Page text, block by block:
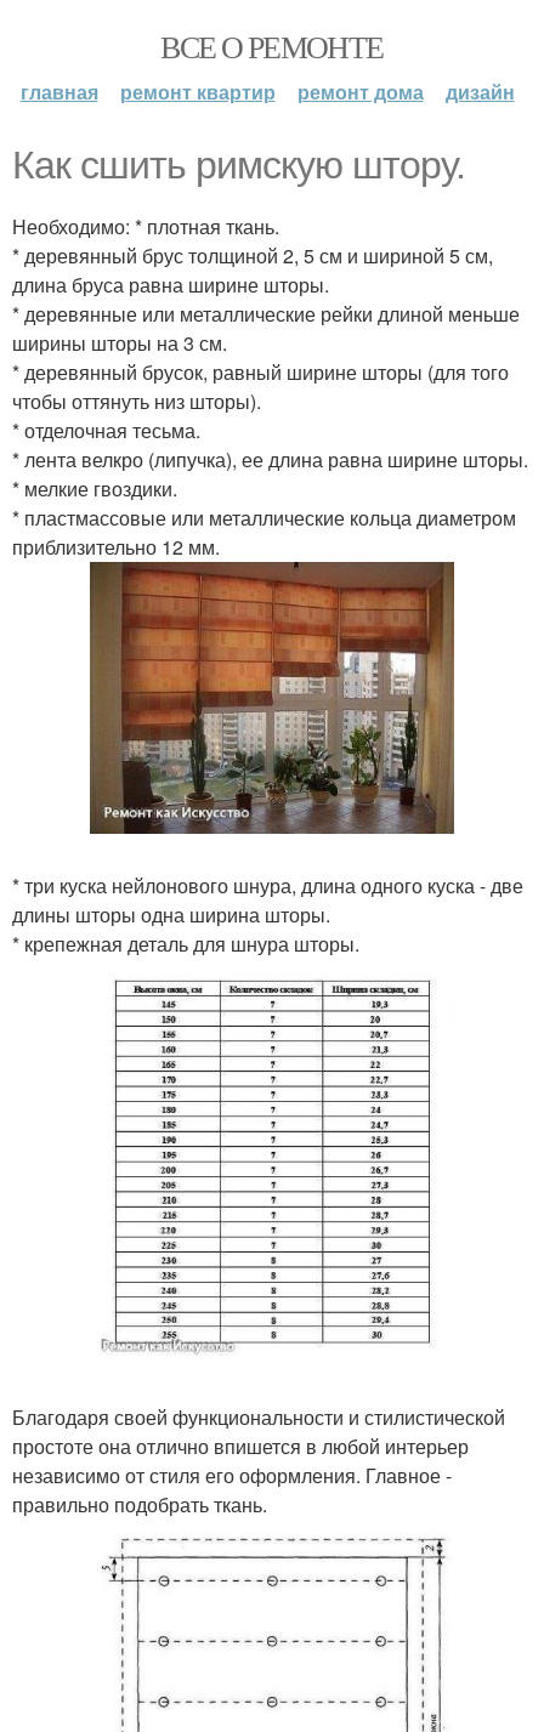
ВСЕ О РЕМОНТЕ
главная ремонт квартир ремонт дома дизайн
Как сшить римскую штору.
Необходимо: * плотная ткань.
* деревянный брус толщиной 2, 5 см и шириной 5 см,
длина бруса равна ширине шторы.
* деревянные или металлические рейки длиной меньше
ширины шторы на 3 см.
* деревянный брусок, равный ширине шторы (для того
чтобы оттянуть низ шторы).
* отделочная тесьма.
* лента велкро (липучка), ее длина равна ширине шторы.
* мелкие гвоздики.
* пластмассовые или металлические кольца диаметром
приблизительно 12 мм.
* три куска нейлонового шнура, длина одного куска - две
длины шторы одна ширина шторы.
* крепежная деталь для шнура шторы.
Благодаря своей функциональности и стилистической
простоте она отлично впишется в любой интерьер
независимо от стиля его оформления. Главное -
правильно подобрать ткань.